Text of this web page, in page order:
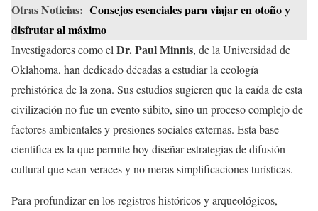
Otras Noticias: Consejos esenciales para viajar en otoño y
disfrutar al máximo
Investigadores como el Dr. Paul Minnis, de la Universidad de
Oklahoma, han dedicado décadas a estudiar la ecología
prehistórica de la zona. Sus estudios sugieren que la caída de esta
civilización no fue un evento súbito, sino un proceso complejo de
factores ambientales y presiones sociales externas. Esta base
científica es la que permite hoy diseñar estrategias de difusión
cultural que sean veraces y no meras simplificaciones turísticas.
Para profundizar en los registros históricos y arqueológicos,